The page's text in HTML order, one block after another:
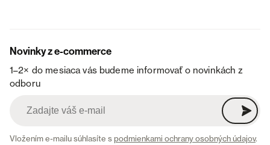
Novinky z e-commerce
1–2× do mesiaca vás budeme informovať o novinkách z
odboru
Vložením e-mailu súhlasíte spodmienkami ochrany osobných údajov.